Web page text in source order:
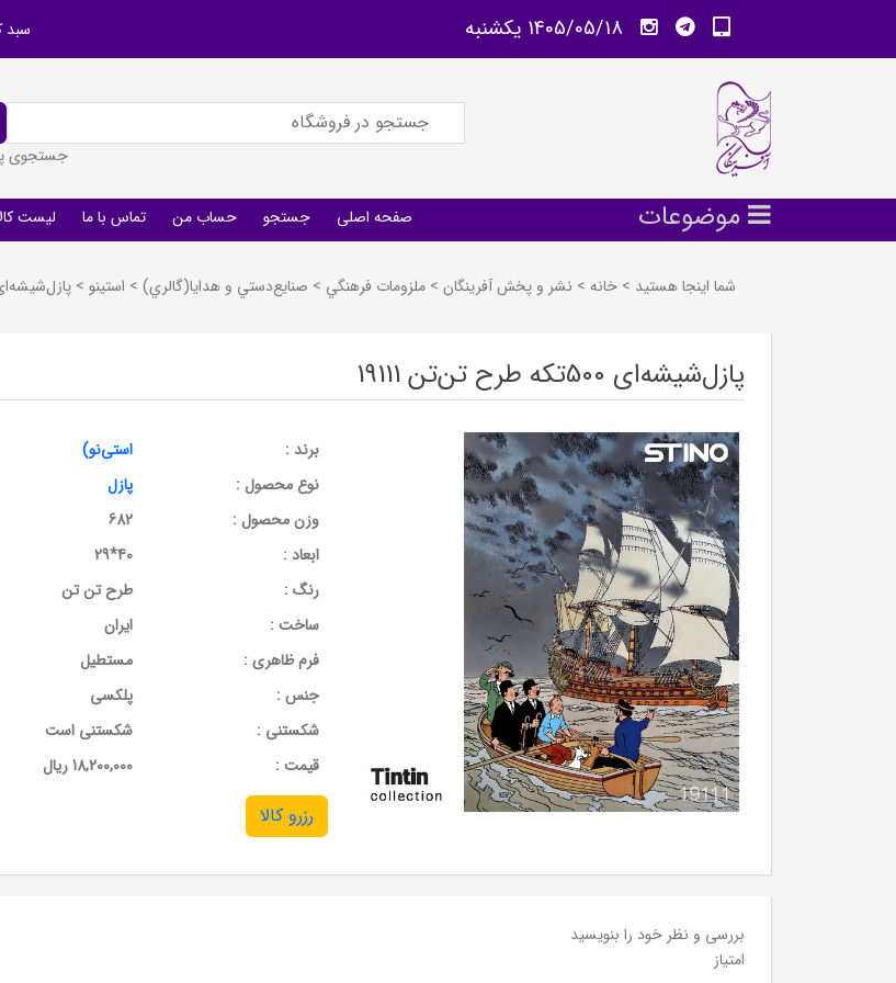
1405/05/18 يكشنبه سبد
جستجوی
موضوعات صفحه اصلی جستجو حساب من تماس با ما لیست
شما اینجا هستید > خانه > نشر و پخش آفرينگان > ملزومات فرهنگي > صنايع‌دستي و هدايا(گالري) > استينو > پازل‌شیشه‌ای 500تکه طرح تن‌تن
پازل‌شیشه‌ای 500تکه طرح تن‌تن 19111
برند :
استی‌نو)
نوع محصول :
پازل
وزن محصول :
682
ابعاد :
40*29
رنگ :
طرح تن تن
ساخت :
ایران
فرم ظاهری :
مستطیل
جنس :
پلکسی
شکستنی :
شکستنی است
قيمت :
18,200,000 ریال
رزرو کالا
بررسی و نظر خود را بنویسید
امتیاز